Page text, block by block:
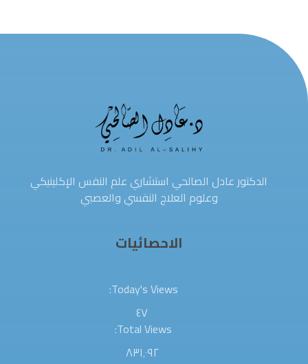
الدكتور عادل الصالحي استشاري علم النفس الإكلينيكي
وعلوم العلاج النفسي والعصبي
الاحصائيات
Today's Views:
٤٧
Total Views:
٨٣١٬٠٩٢